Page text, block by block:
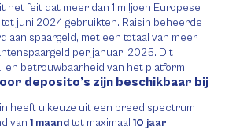
het feit dat meer dan 1 miljoen Europese
juni 2024 gebruikten. Raisin beheerde
aan spaargeld, met een totaal van meer
per januari 2025. Dit
betrouwbaarheid van het platform.
deposito’s zijn beschikbaar bij
heeft u keuze uit een breed spectrum
van 1 maandtot maximaal 10 jaar.